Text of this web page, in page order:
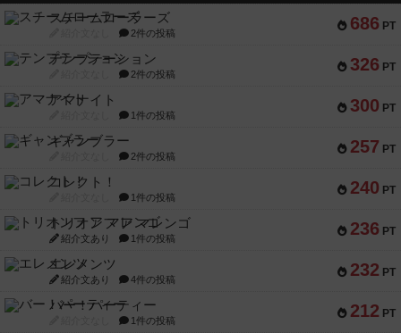
686 PT
スチームローラーズ
2件の投稿
326 PT
テンプテーション
2件の投稿
300 PT
アマナイト
1件の投稿
257 PT
ギャンブラー
2件の投稿
240 PT
コレクト！
1件の投稿
236 PT
トリオンフ ア マレンゴ
紹介文あり 1件の投稿
232 PT
エレメンツ
紹介文あり 4件の投稿
212 PT
バー！パーティー
1件の投稿